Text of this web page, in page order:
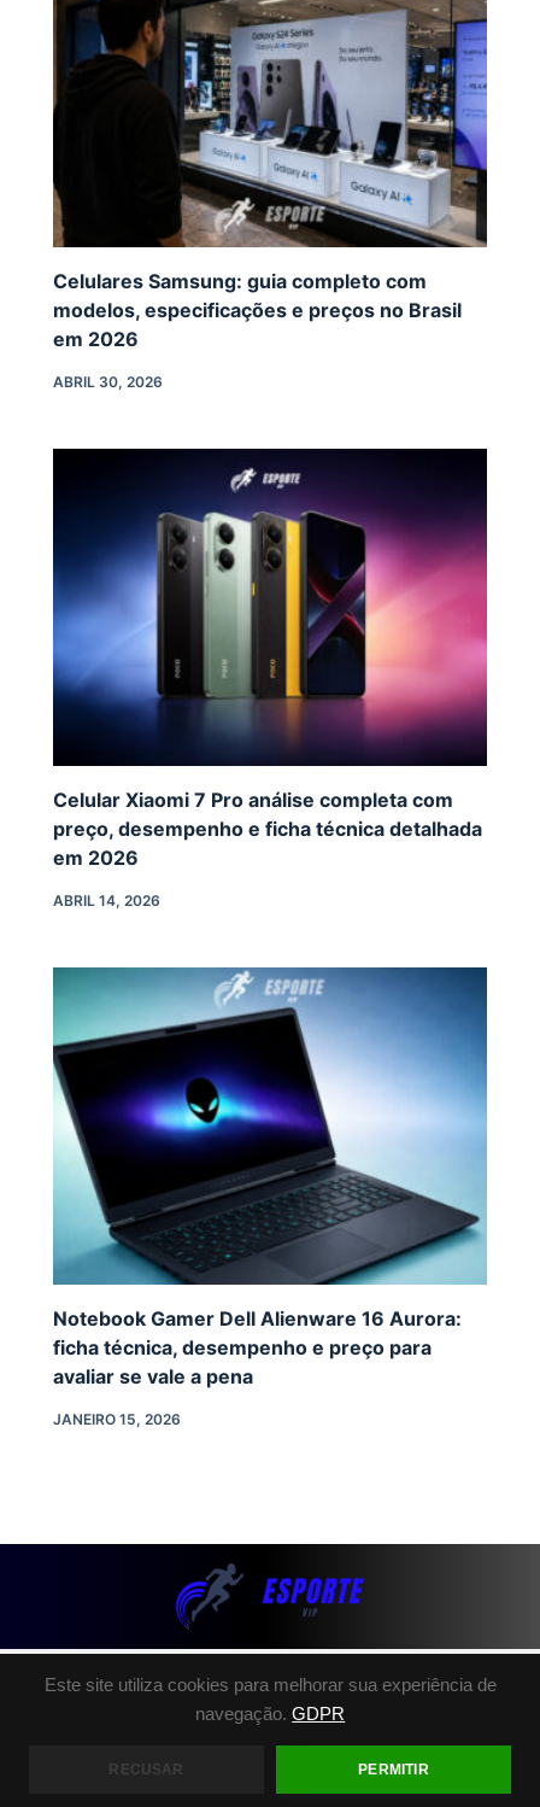
Este site utiliza cookies para melhorar sua experiência de
navegação. GDPR
RECUSAR PERMITIR
Celulares Samsung: guia completo com
modelos, especificações e preços no Brasil
em 2026
ABRIL 30, 2026
Celular Xiaomi 7 Pro análise completa com
preço, desempenho e ficha técnica detalhada
em 2026
ABRIL 14, 2026
Notebook Gamer Dell Alienware 16 Aurora:
ficha técnica, desempenho e preço para
avaliar se vale a pena
JANEIRO 15, 2026
SOBRE NÓS
POLÍTICA DE PRIVACIDADE
TERMOS E CONDIÇÕES